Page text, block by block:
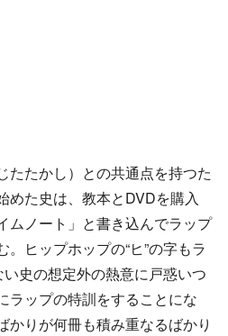
たかし）との共通点を持つた
めた史は、教本とDVDを購入
ムノート」と書き込んでラップ
ヒップホップの“ヒ”の字もラ
い史の想定外の熱意に戸惑いつ
ラップの特訓をすることにな
かりが何冊も積み重なるばかり